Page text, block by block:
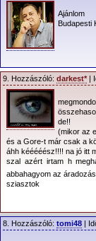
nem alkalmazott
Leach, aki ezen
közre minden
rendezésével
elképzelései
végeredményt
Alapos
anyagot. Egy
minden
játék a
lassítások,
néhol szokatlan
legalább egy
Budapesti
9. Hozzászóló: darkest* |
de!!
(mikor az
és a Gore-t már csak a
áhh kééééész!!!! na jó itt
szal azért irtam h
abbahagyom az
sziasztok
8. Hozzászóló: tomi48 |